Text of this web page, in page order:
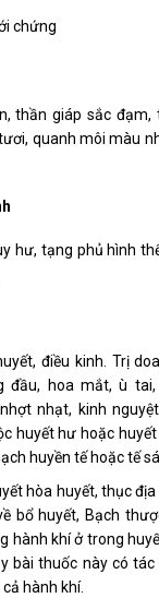
chứng
thần giáp sắc
quanh môi màu
hư, tạng phủ hình
điều kinh. Trị
đầu, hoa mắt, ù
nhạt, kinh
huyết hư hoặc
huyền tế hoặc tế
hòa huyết, thục
bổ huyết, Bạch
hành khí ở trong
bài thuốc này có
hành khí.